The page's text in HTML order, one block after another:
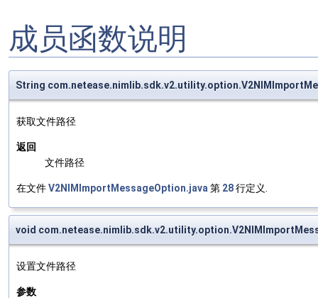
成员函数说明
String
获取文件路径
返回
文件路径
在文件V2NIMImportMessageOption.java 第 28行定义.
void
设置文件路径
参数